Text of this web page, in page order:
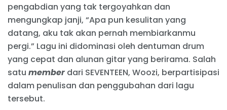
そして、2026年3月Netflixにて独占配信が決定✨
ぜひご期待ください！✨ #bstanime
pic.twitter.com/VLmGUPdR1y
— アニメ「BEASTARS〈ビースターズ〉」
(@bst_anime)December 21, 2025
pengabdian yang tak tergoyahkan dan
mengungkap janji, “Apa pun kesulitan yang
datang, aku tak akan pernah membiarkanmu
pergi.” Lagu ini didominasi oleh dentuman drum
yang cepat dan alunan gitar yang berirama. Salah
satu memberdari SEVENTEEN, Woozi, berpartisipasi
dalam penulisan dan penggubahan dari lagu
tersebut.